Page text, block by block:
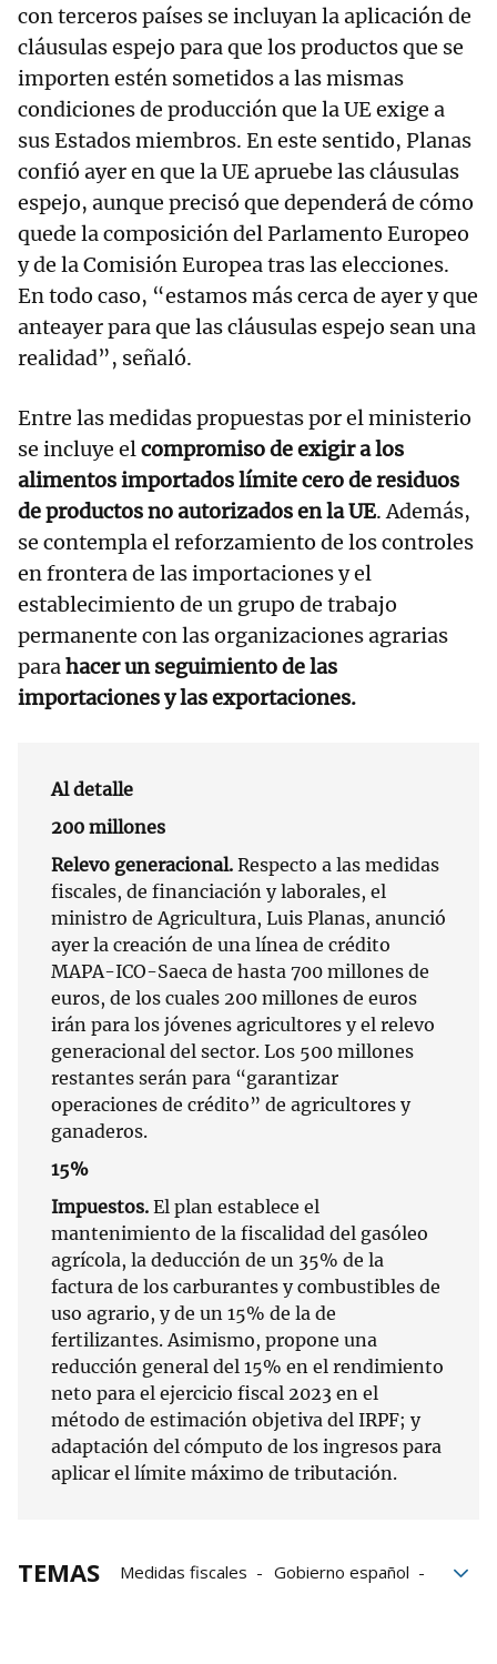
con terceros países se incluyan la aplicación de
cláusulas espejo para que los productos que se
importen estén sometidos a las mismas
condiciones de producción que la UE exige a
sus Estados miembros. En este sentido, Planas
confió ayer en que la UE apruebe las cláusulas
espejo, aunque precisó que dependerá de cómo
quede la composición del Parlamento Europeo
y de la Comisión Europea tras las elecciones.
En todo caso, “estamos más cerca de ayer y que
anteayer para que las cláusulas espejo sean una
realidad”, señaló.
Entre las medidas propuestas por el ministerio
se incluye elcompromiso de exigir a los
alimentos importados límite cero de residuos
de productos no autorizados en la UE. Además,
se contempla el reforzamiento de los controles
en frontera de las importaciones y el
establecimiento de un grupo de trabajo
permanente con las organizaciones agrarias
parahacer un seguimiento de las
importaciones y las exportaciones.
Al detalle
200 millones
Relevo generacional. Respecto a las medidas
fiscales, de financiación y laborales, el
ministro de Agricultura, Luis Planas, anunció
ayer la creación de una línea de crédito
MAPA-ICO-Saeca de hasta 700 millones de
euros, de los cuales 200 millones de euros
irán para los jóvenes agricultores y el relevo
generacional del sector. Los 500 millones
restantes serán para “garantizar
operaciones de crédito” de agricultores y
ganaderos.
15%
Impuestos. El plan establece el
mantenimiento de la fiscalidad del gasóleo
agrícola, la deducción de un 35% de la
factura de los carburantes y combustibles de
uso agrario, y de un 15% de la de
fertilizantes. Asimismo, propone una
reducción general del 15% en el rendimiento
neto para el ejercicio fiscal 2023 en el
método de estimación objetiva del IRPF; y
adaptación del cómputo de los ingresos para
aplicar el límite máximo de tributación.
TEMAS Medidas fiscales
Gobierno español